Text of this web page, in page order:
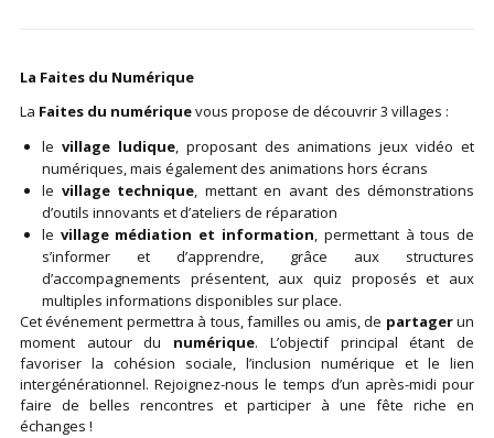
La Faites du Numérique ​
La Faites du numériquevous propose de découvrir 3 villages :
le village ludique, proposant des animations jeux vidéo et
numériques, mais également des animations hors écrans
le village technique, mettant en avant des démonstrations
d’outils innovants et d’ateliers de réparation
le village médiation et information, permettant à tous de
s’informer et d’apprendre, grâce aux structures
d’accompagnements présentent, aux quiz proposés et aux
multiples informations disponibles sur place.
Cet événement permettra à tous, familles ou amis, de partagerun
moment autour du numérique. L’objectif principal étant de
favoriser la cohésion sociale, l’inclusion numérique et le lien
intergénérationnel. Rejoignez-nous le temps d’un après-midi pour
faire de belles rencontres et participer à une fête riche en
échanges !